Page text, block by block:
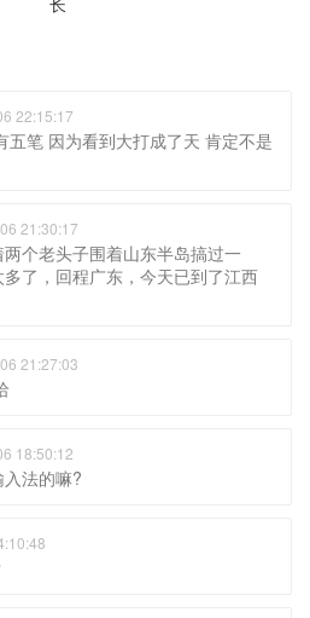
22:15:17
五笔 因为看到大打成了天 肯定不是
21:30:17
个老头子围着山东半岛搞过一
了，回程广东，今天已到了江西
21:27:03
18:50:12
法的嘛?